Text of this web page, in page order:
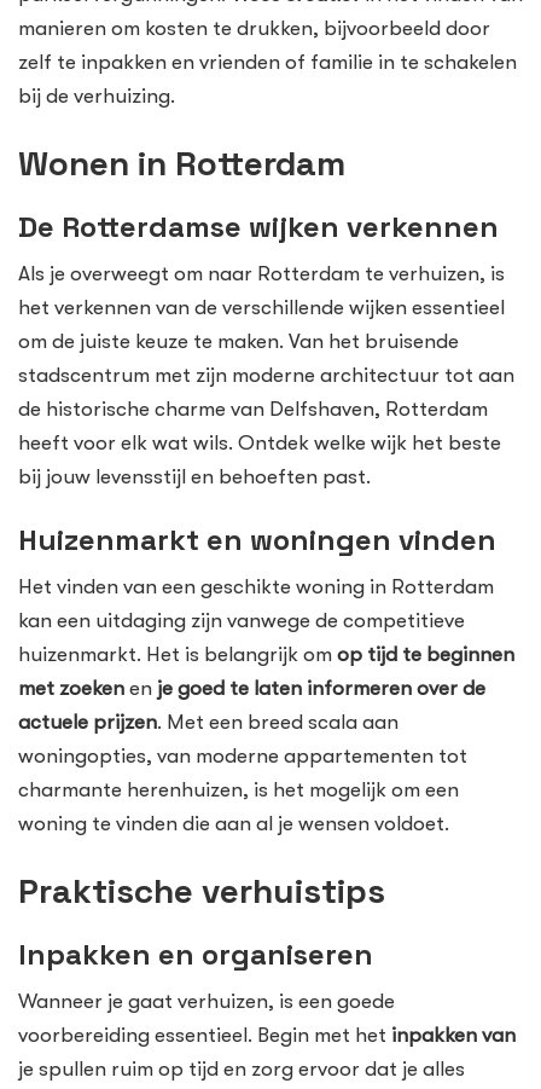
manieren om kosten te drukken, bijvoorbeeld door
zelf te inpakken en vrienden of familie in te schakelen
bij de verhuizing.
Wonen in Rotterdam
De Rotterdamse wijken verkennen
Als je overweegt om naar Rotterdam te verhuizen, is
het verkennen van de verschillende wijken essentieel
om de juiste keuze te maken. Van het bruisende
stadscentrum met zijn moderne architectuur tot aan
de historische charme van Delfshaven, Rotterdam
heeft voor elk wat wils. Ontdek welke wijk het beste
bij jouw levensstijl en behoeften past.
Huizenmarkt en woningen vinden
Het vinden van een geschikte woning in Rotterdam
kan een uitdaging zijn vanwege de competitieve
huizenmarkt. Het is belangrijk om op tijd te beginnen
met zoeken en je goed te laten informeren over de
actuele prijzen. Met een breed scala aan
woningopties, van moderne appartementen tot
charmante herenhuizen, is het mogelijk om een
woning te vinden die aan al je wensen voldoet.
Praktische verhuistips
Inpakken en organiseren
Wanneer je gaat verhuizen, is een goede
voorbereiding essentieel. Begin met het inpakken van
je spullen ruim op tijd en zorg ervoor dat je alles